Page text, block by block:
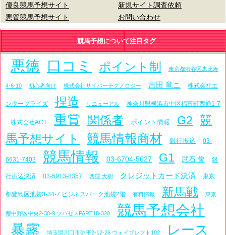
優良競馬予想サイト
悪質競馬予想サイト
新規サイト調査依頼
お問い合わせ
競馬予想について注目タグ
悪徳 口コミ ポイント制 東京都渋谷区恵比寿
4-6-10 初心者向け 株式会社サイバーテクノロジー 吉田 竜ニ 株式会社エ
ンタープライズ 捏造 リニューアル 神奈川県横浜市中区福富町西通1-7
株式会社ACT 重賞 関係者 ポイント情報 G2 競
馬予想サイト
競馬情報商材 銀行振込 03-
6631-7403 競馬情報 03-6704-5627 G1 武石 俊 銀
行振込決済 03-5913-8357 西窪 大樹 クレジットカード決済 東京
都豊島区池袋3-34-7 ビジネスパーク池袋2階 有料情報 新馬戦 東京
都中野区中央2-30-9 ツバセスPART18-320
競馬予想会社
暴露
埼玉県川口市弥平2-12-26 ウェイブレフト102 レース